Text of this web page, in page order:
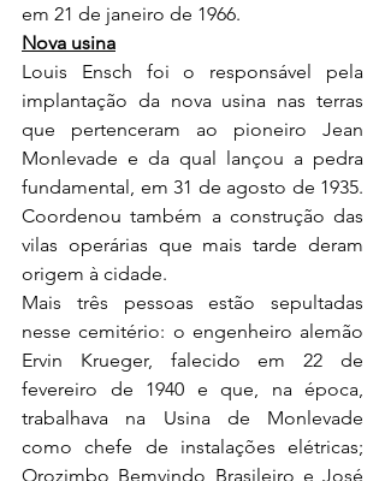
em 21 de janeiro de 1966.
Nova usina
Louis Ensch foi o responsável pela
implantação da nova usina nas terras
que pertenceram ao pioneiro Jean
Monlevade e da qual lançou a pedra
fundamental, em 31 de agosto de 1935.
Coordenou também a construção das
vilas operárias que mais tarde deram
origem à cidade.
Mais três pessoas estão sepultadas
nesse cemitério: o engenheiro alemão
Ervin Krueger, falecido em 22 de
fevereiro de 1940 e que, na época,
trabalhava na Usina de Monlevade
como chefe de instalações elétricas;
Orozimbo Bemvindo Brasileiro e José